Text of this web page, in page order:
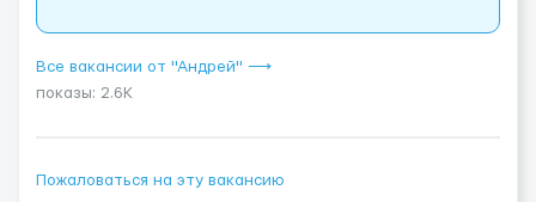
Все вакансии от "Андрей" ⟶
показы: 2.6K
Пожаловаться на эту вакансию